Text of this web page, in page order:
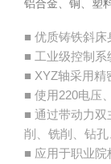
铝合金、铜、塑
■ 优质铸铁斜床
■ 工业级控制系
■ XYZ轴采用精
■ 使用220电压
■ 通过带动力
削、铣削、钻
■ 应用于职业